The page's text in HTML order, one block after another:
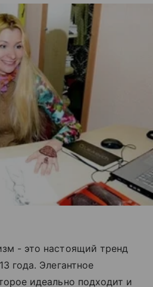
- это настоящий тренд
года. Элегантное
идеально подходит и